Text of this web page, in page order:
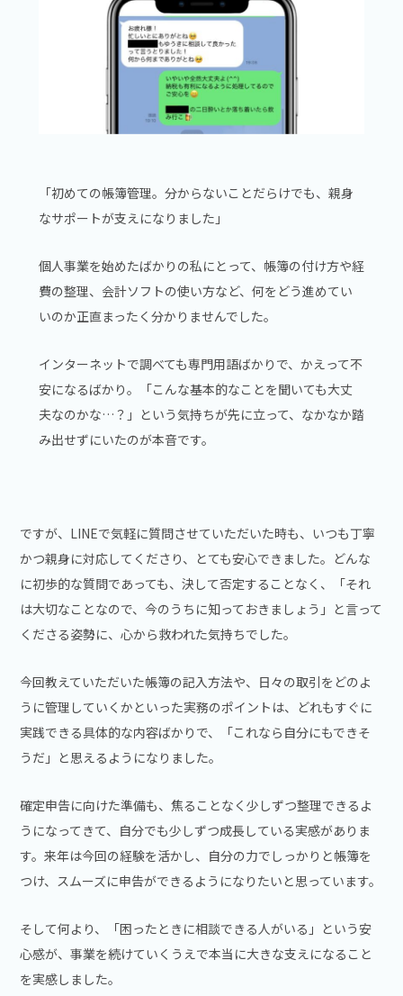
「初めての帳簿管理。分からないことだらけでも、親身
なサポートが支えになりました」
個人事業を始めたばかりの私にとって、帳簿の付け方や経
費の整理、会計ソフトの使い方など、何をどう進めてい
いのか正直まったく分かりませんでした。
インターネットで調べても専門用語ばかりで、かえって不
安になるばかり。「こんな基本的なことを聞いても大丈
夫なのかな…？」という気持ちが先に立って、なかなか踏
み出せずにいたのが本音です。
ですが、LINEで気軽に質問させていただいた時も、いつも丁寧
かつ親身に対応してくださり、とても安心できました。どんな
に初歩的な質問であっても、決して否定することなく、「それ
は大切なことなので、今のうちに知っておきましょう」と言って
くださる姿勢に、心から救われた気持ちでした。
今回教えていただいた帳簿の記入方法や、日々の取引をどのよ
うに管理していくかといった実務のポイントは、どれもすぐに
実践できる具体的な内容ばかりで、「これなら自分にもできそ
うだ」と思えるようになりました。
確定申告に向けた準備も、焦ることなく少しずつ整理できるよ
うになってきて、自分でも少しずつ成長している実感がありま
す。来年は今回の経験を活かし、自分の力でしっかりと帳簿を
つけ、スムーズに申告ができるようになりたいと思っています。
そして何より、「困ったときに相談できる人がいる」という安
心感が、事業を続けていくうえで本当に大きな支えになること
を実感しました。